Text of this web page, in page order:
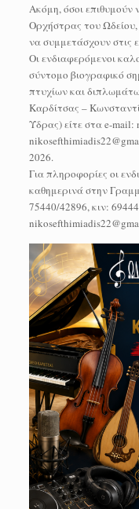
Ακόμη, όσοι
Ορχήστρας του
να συμμετάσχουν στις
Οι ενδιαφερόμενοι
σύντομο βιογραφικό
πτυχίων και
Καρδίτσας –
Ύδρας) είτε στα e-mail:
2026.
Για πληροφορίες οι
καθημερινά στην
75440/42896, κιν: